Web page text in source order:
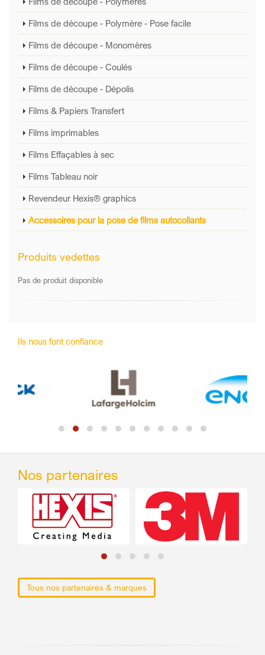
Films de découpe - Polymère - Pose facile
Films de découpe - Monomères
Films de découpe - Coulés
Films de découpe - Dépolis
Films & Papiers Transfert
Films imprimables
Films Effaçables à sec
Films Tableau noir
Revendeur Hexis® graphics
Accessoires pour la pose de films autocollants
Produits vedettes
Pas de produit disponible
Ils nous font confiance
Nos partenaires
Tous nos partenaires & marques